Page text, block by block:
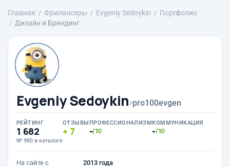
Главная Фрилансеры Evgeniy Sedoykin
Портфолио
Дизайн и Брендинг
Evgeniy Sedoykin›pro100evgen
РЕЙТИНГ
1 682
№ 980 в каталоге
ОТЗЫВЫ
7
ПРОФЕССИОНАЛИЗМ
-/10
КОММУНИКАЦИЯ
-/10
На сайте с 2013 года